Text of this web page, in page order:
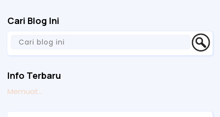
Cari Blog Ini
Info Terbaru
Memuat...